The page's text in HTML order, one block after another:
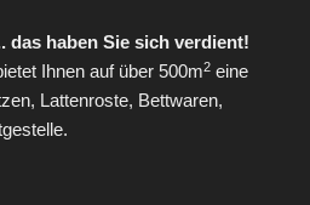
das haben Sie sich verdient!
Ihnen auf über 500m2 eine
Lattenroste, Bettwaren,